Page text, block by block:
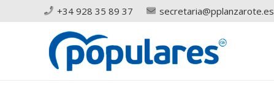
+34 928 35 89 37 secretaria@pplanzarote.es